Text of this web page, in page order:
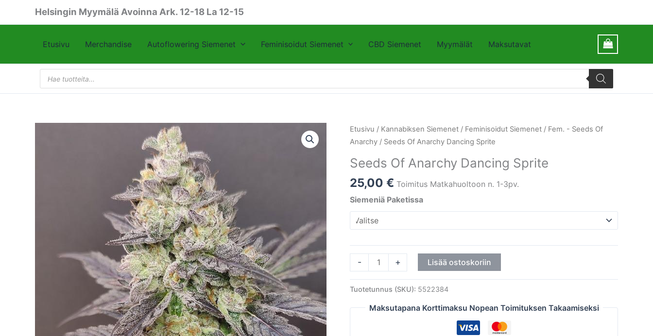
Helsingin Myymälä Avoinna Ark. 12-18 La 12-15
Etusivu Merchandise Autoflowering Siemenet Feminisoidut Siemenet CBD Siemenet Myymälät Maksutavat
Products
search
Etusivu / Kannabiksen Siemenet / Feminisoidut Siemenet / Fem. - Seeds Of
Anarchy / Seeds Of Anarchy Dancing Sprite
Seeds Of Anarchy Dancing Sprite
25,00 € Toimitus Matkahuoltoon n. 1-3pv.
Siemeniä Paketissa
-
Seeds
Of
Dancing
Sprite
määrä
+ Lisää ostoskoriin
Tuotetunnus (SKU): 5522384
Maksutapana Korttimaksu Nopean Toimituksen Takaamiseksi